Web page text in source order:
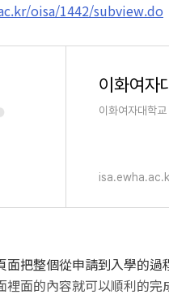
oisa/1442/subview.do
이화여자
이화여자대학
面把整個從申請到入學的過
裡面的內容就可以順利的完